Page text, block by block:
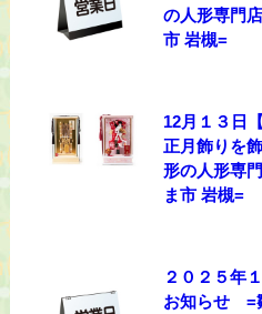
の人形専門
市 岩槻=
12月１３日
正月飾りを
形の人形専
ま市 岩槻=
２０２５年
お知らせ =